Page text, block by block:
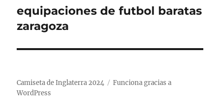
Entrada
siguiente:
equipaciones de futbol baratas
zaragoza
Camiseta de Inglaterra 2024
Funciona gracias a
WordPress